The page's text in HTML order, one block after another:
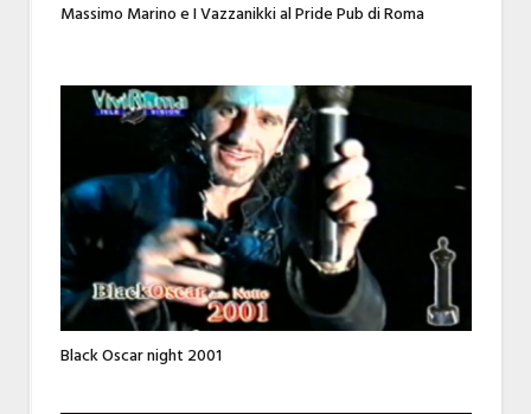
Massimo Marino e I Vazzanikki al Pride Pub di Roma
Black Oscar night 2001